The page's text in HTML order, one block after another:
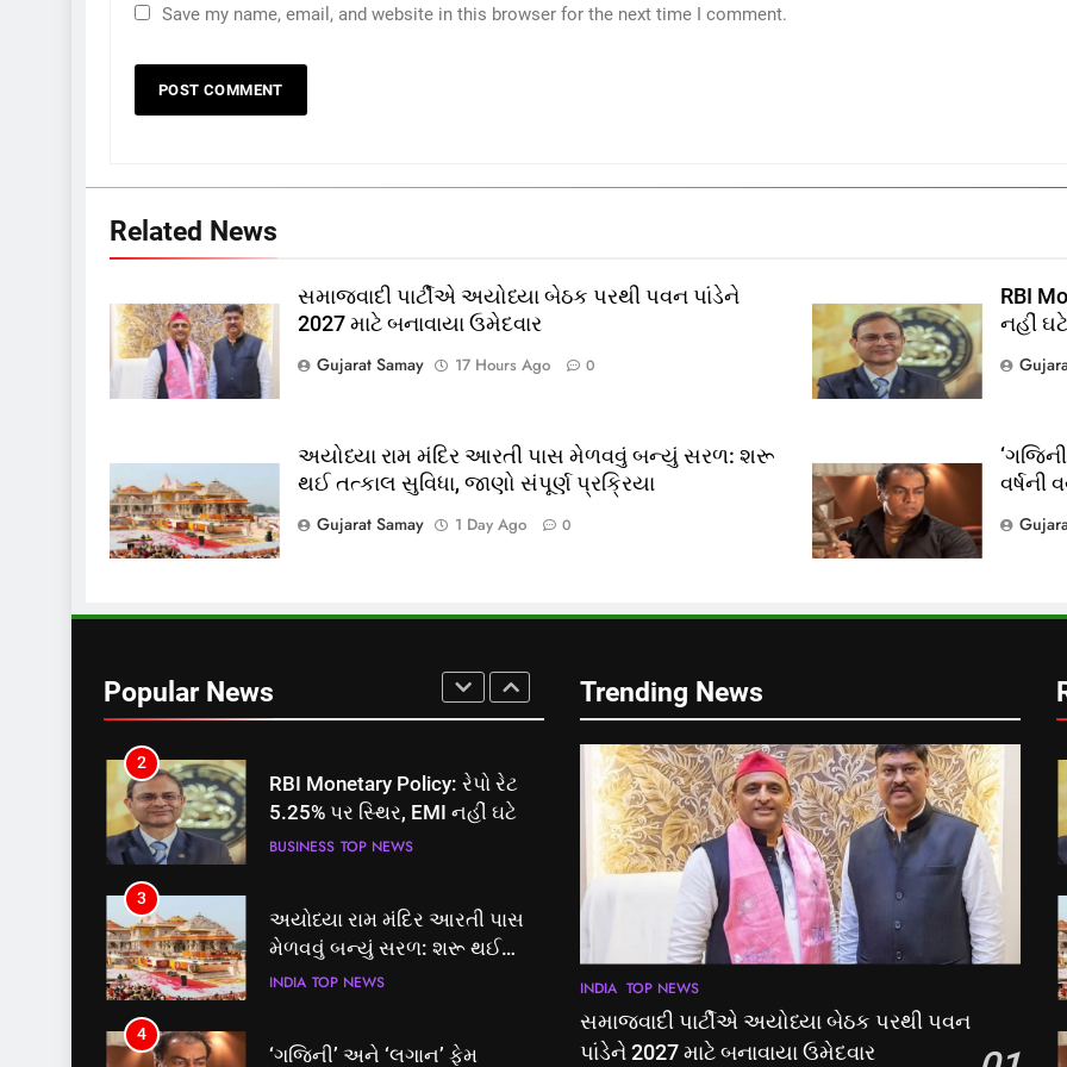
Save my name, email, and website in this browser for the next time I comment.
Related News
સમાજવાદી પાર્ટીએ અયોધ્યા બેઠક પરથી પવન પાંડેને
2027 માટે બનાવાયા ઉમેદવાર
Gujarat Samay
17 Hours Ago 0
RBI
નહીં ઘટે
અયોધ્યા રામ મંદિર આરતી પાસ મેળવવું બન્યું સરળ: શરૂ
થઈ તત્કાલ સુવિધા, જાણો સંપૂર્ણ પ્રક્રિયા
Gujarat Samay
1 Day Ago 0
વર્ષની
Popular News
6
પાસપોર્ટ વેરિફિકેશન માટે હવે
મુક્તિ,ગુજરાતમાં વેરિફિકેશન
પ્રક્રિયા બની સરળ
GUJARAT TOP NEWS
7
રાજ્યસભામાં ‘જન્મ અને મૃત્યુ
નોંધણી બિલ2026’ ધ્વનિમતથી
TOP NEWS
8
શું તમારું મધ કે ઘી ખરેખર શુદ્ધ છે?
FSSAIએ ડાબરના દાવાઓની પોલ
બેઠક પરથી પવન પાંડેને 2027
માટે બનાવાયા ઉમેદવાર
2
RBI Monetary Policy: રેપો રેટ
5.25% પર સ્થિર, EMI નહીં ઘટે
BUSINESS TOP NEWS
3
અયોધ્યા રામ મંદિર આરતી પાસ
મેળવવું બન્યું સરળ: શરૂ થઈ
તત્કાલ સુવિધા, જાણો સંપૂર્ણ
INDIA TOP NEWS
4
‘ગજિની’ અને ‘લગાન’ ફેમ
Trending News
INDIA TOP NEWS
સમાજવાદી પાર્ટીએ અયોધ્યા બેઠક પરથી પવન
પાંડેને 2027 માટે બનાવાયા ઉમેદવાર